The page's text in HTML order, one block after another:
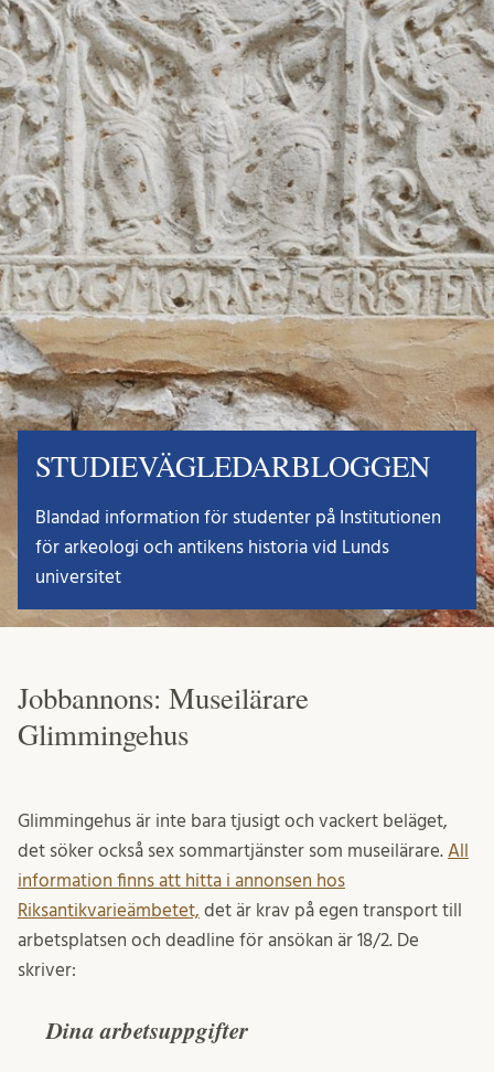
STUDIEVÄGLEDARBLOGGEN
Blandad information för studenter på Institutionen
för arkeologi och antikens historia vid Lunds
universitet
Jobbannons: Museilärare
Glimmingehus
Glimmingehus är inte bara tjusigt och vackert beläget,
det söker också sex sommartjänster som museilärare. All
information finns att hitta i annonsen hos
Riksantikvarieämbetet, det är krav på egen transport till
arbetsplatsen och deadline för ansökan är 18/2. De
skriver:
Dina arbetsuppgifter